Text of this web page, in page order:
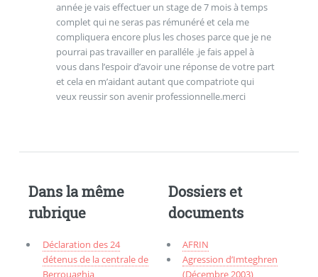
année je vais effectuer un stage de 7 mois à temps
complet qui ne seras pas rémunéré et cela me
compliquera encore plus les choses parce que je ne
pourrai pas travailler en paralléle .je fais appel à
vous dans l’espoir d’avoir une réponse de votre part
et cela en m’aidant autant que compatriote qui
veux reussir son avenir professionnelle.merci
Dans la même
rubrique
Déclaration des 24
détenus de la centrale de
Berrouaghia
Dossiers et
documents
AFRIN
Agression d’Imteghren
(Décembre 2003)